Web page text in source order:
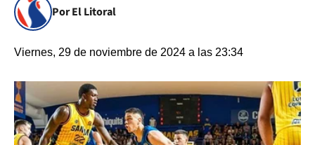
Por El Litoral
Viernes, 29 de noviembre de 2024 a las 23:34